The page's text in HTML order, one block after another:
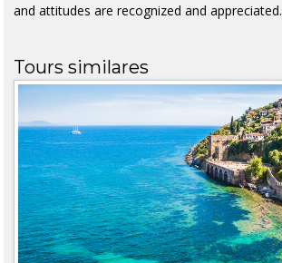
and attitudes are recognized and appreciated.
Tours similares